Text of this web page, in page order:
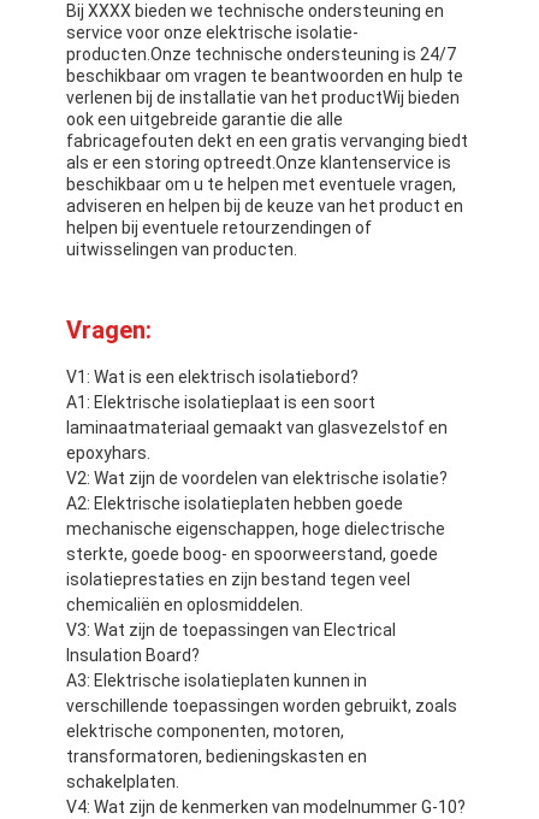
Bij XXXX bieden we technische ondersteuning en
service voor onze elektrische isolatie-
producten.Onze technische ondersteuning is 24/7
beschikbaar om vragen te beantwoorden en hulp te
verlenen bij de installatie van het productWij bieden
ook een uitgebreide garantie die alle
fabricagefouten dekt en een gratis vervanging biedt
als er een storing optreedt.Onze klantenservice is
beschikbaar om u te helpen met eventuele vragen,
adviseren en helpen bij de keuze van het product en
helpen bij eventuele retourzendingen of
uitwisselingen van producten.
Vragen:
V1: Wat is een elektrisch isolatiebord?
A1: Elektrische isolatieplaat is een soort
laminaatmateriaal gemaakt van glasvezelstof en
epoxyhars.
V2: Wat zijn de voordelen van elektrische isolatie?
A2: Elektrische isolatieplaten hebben goede
mechanische eigenschappen, hoge dielectrische
sterkte, goede boog- en spoorweerstand, goede
isolatieprestaties en zijn bestand tegen veel
chemicaliën en oplosmiddelen.
V3: Wat zijn de toepassingen van Electrical
Insulation Board?
A3: Elektrische isolatieplaten kunnen in
verschillende toepassingen worden gebruikt, zoals
elektrische componenten, motoren,
transformatoren, bedieningskasten en
schakelplaten.
V4: Wat zijn de kenmerken van modelnummer G-10?